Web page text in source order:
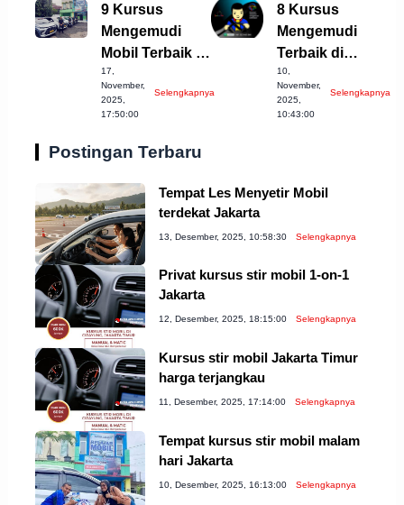
9 Kursus
Mengemudi
Mobil Terbaik di
Kota Bekasi
2023
17,
November,
2025,
17:50:00
Selengkapnya
8 Kursus
Mengemudi
Terbaik di
Cirebon yang
Harus Dicoba!
10,
November,
2025,
10:43:00
Selengkapnya
Postingan Terbaru
Tempat Les Menyetir Mobil
terdekat Jakarta
13, Desember, 2025, 10:58:30 Selengkapnya
Privat kursus stir mobil 1-on-1
Jakarta
12, Desember, 2025, 18:15:00 Selengkapnya
Kursus stir mobil Jakarta Timur
harga terjangkau
11, Desember, 2025, 17:14:00 Selengkapnya
Tempat kursus stir mobil malam
hari Jakarta
10, Desember, 2025, 16:13:00 Selengkapnya